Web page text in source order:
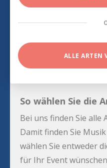
ALLE ARTEN
So wählen Sie die
Bei uns finden Sie alle
Damit finden Sie
wählen Sie entweder
für Ihr Event